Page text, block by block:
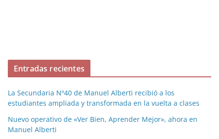
Entradas recientes
La Secundaria Nº40 de Manuel Alberti recibió a los
estudiantes ampliada y transformada en la vuelta a clases
Nuevo operativo de «Ver Bien, Aprender Mejor», ahora en
Manuel Alberti